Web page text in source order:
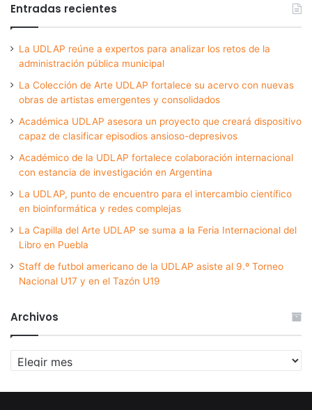
Entradas recientes
La UDLAP reúne a expertos para analizar los retos de la
administración pública municipal
La Colección de Arte UDLAP fortalece su acervo con nuevas
obras de artistas emergentes y consolidados
Académica UDLAP asesora un proyecto que creará dispositivo
capaz de clasificar episodios ansioso-depresivos
Académico de la UDLAP fortalece colaboración internacional
con estancia de investigación en Argentina
La UDLAP, punto de encuentro para el intercambio científico
en bioinformática y redes complejas
La Capilla del Arte UDLAP se suma a la Feria Internacional del
Libro en Puebla
Staff de futbol americano de la UDLAP asiste al 9.º Torneo
Nacional U17 y en el Tazón U19
Archivos
Archivos